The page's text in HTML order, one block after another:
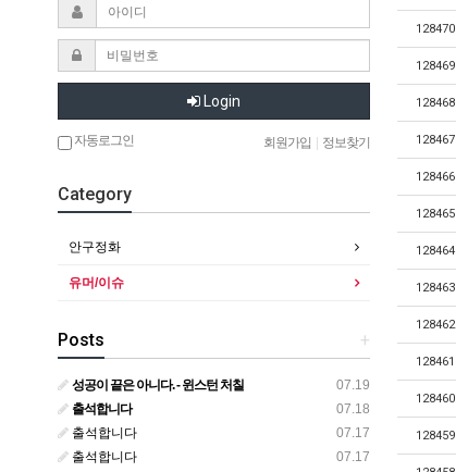
128470
128469
128468
128467
128466
128465
128464
128463
128462
128461
128460
128459
Login
자동로그인 회원가입 정보찾기
Category
안구정화
유머/이슈
+
Posts
07.19
성공이 끝은 아니다. - 윈스턴 처칠
07.18
출석합니다
07.17
출석합니다
07.17
출석합니다